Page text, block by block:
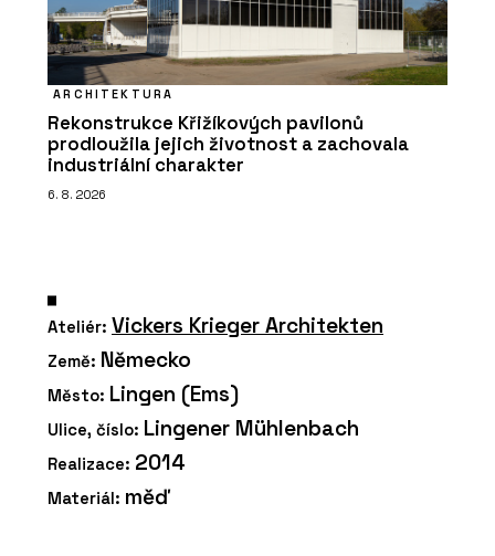
ARCHITEKTURA
Rekonstrukce Křižíkových pavilonů
prodloužila jejich životnost a zachovala
industriální charakter
6. 8. 2026
Ateliér: Vickers Krieger Architekten
Země: Německo
Město: Lingen (Ems)
Ulice, číslo: Lingener Mühlenbach
Realizace: 2014
Materiál: měď